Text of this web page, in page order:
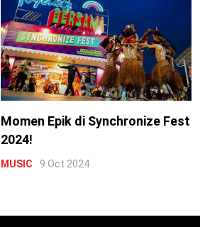
Momen Epik di Synchronize Fest
2024!
MUSIC 9 Oct 2024